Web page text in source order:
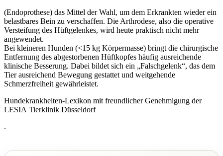
(Endoprothese) das Mittel der Wahl, um dem Erkrankten wieder ein
belastbares Bein zu verschaffen. Die Arthrodese, also die operative
Versteifung des Hüftgelenkes, wird heute praktisch nicht mehr
angewendet.
Bei kleineren Hunden (<15 kg Körpermasse) bringt die chirurgische
Entfernung des abgestorbenen Hüftkopfes häufig ausreichende
klinische Besserung. Dabei bildet sich ein „Falschgelenk“, das dem
Tier ausreichend Bewegung gestattet und weitgehende
Schmerzfreiheit gewährleistet.
Hundekrankheiten-Lexikon mit freundlicher Genehmigung der
LESIA Tierklinik Düsseldorf
.